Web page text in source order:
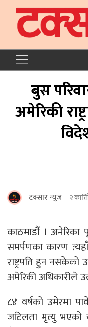
बुस
अमेरिकी
टक्सार न्युज २
काठमाडौं । अमेरिका
समर्पणका कारण
राष्ट्रपति हुन
अमेरिकी अधिकारीले
८४ वर्षको उमेरमा
जटिलता मृत्यु भएको